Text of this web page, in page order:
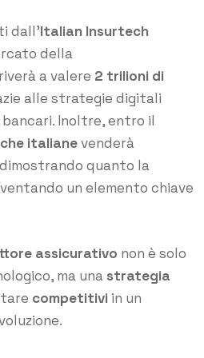
dall’Italian Insurtech
della
a valere 2 trilioni di
alle strategie digitali
Inoltre, entro il
italianevenderà
quanto la
un elemento chiave
assicurativo non è solo
ma una strategia
competitivi in un